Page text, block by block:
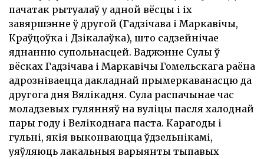
пачатак рытуалаў у адной вёсцы і іх
завяршэнне ў другой (Гадзічава і Маркавічы,
Краўцоўка і Дзікалаўка), што садзейнічае
яднанню супольнасцей. Ваджэнне Сулы ў
вёсках Гадзічава і Маркавічы Гомельскага раёна
адрозніваецца дакладнай прымеркаванасцю да
другога дня Вялікадня. Сула распачынае час
моладзевых гулянняў на вуліцы пасля халоднай
пары году і Велікоднага паста. Карагоды і
гульні, якія выконваюцца ўдзельнікамі,
уяўляюць лакальныя варыянты тыпавых